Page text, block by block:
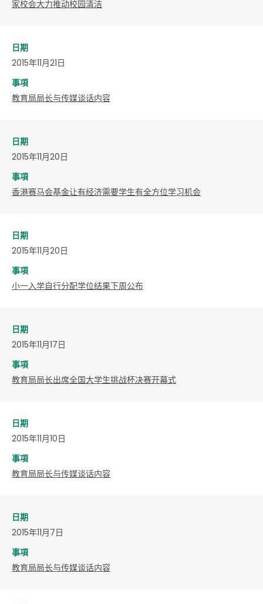
家校会大力推动校园清洁
日期
2015年11月21日
事項
教育局局长与传媒谈话内容
日期
2015年11月20日
事項
香港赛马会基金让有经济需要学生有全方位学习机会
日期
2015年11月20日
事項
小一入学自行分配学位结果下周公布
日期
2015年11月17日
事項
教育局局长出席全国大学生挑战杯决赛开幕式
日期
2015年11月10日
事項
教育局局长与传媒谈话内容
日期
2015年11月7日
事項
教育局局长与传媒谈话内容